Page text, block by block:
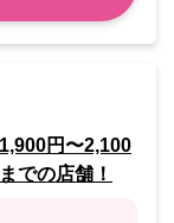
円〜2,100
での店舗！